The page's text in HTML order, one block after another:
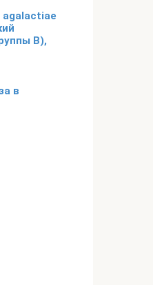
В),
в